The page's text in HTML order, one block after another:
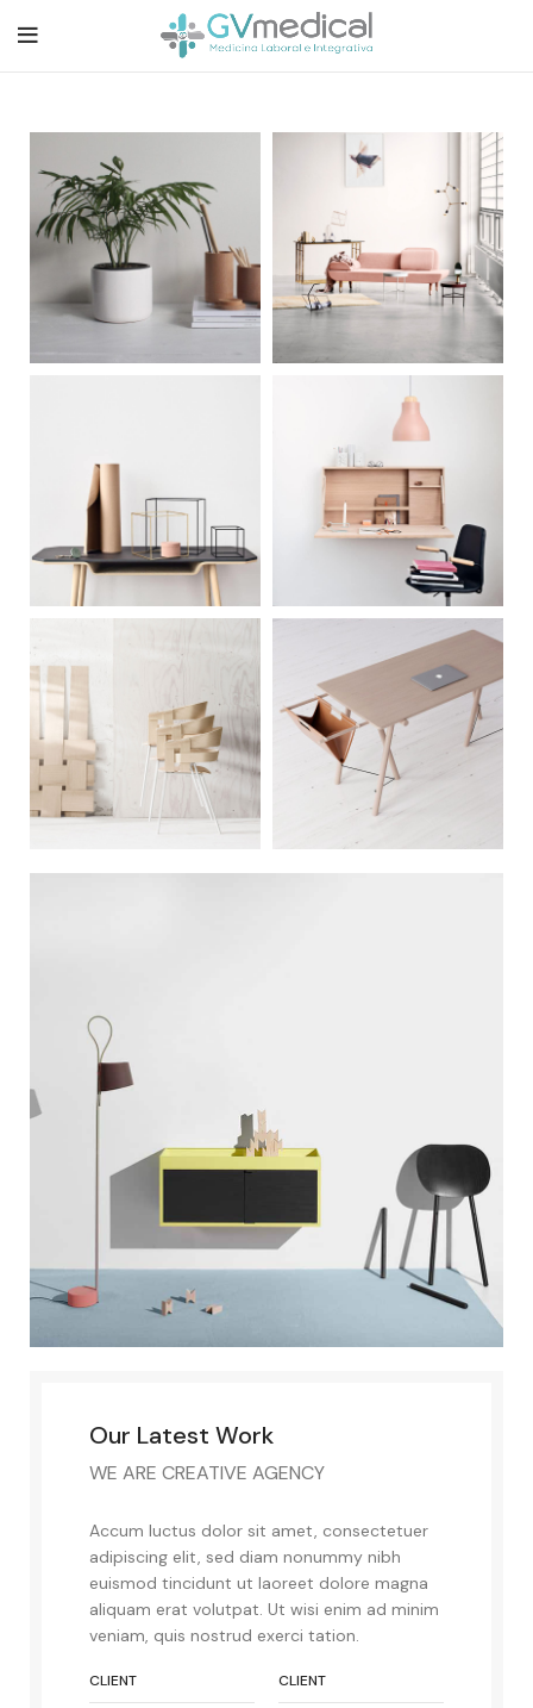
Our Latest Work
WE ARE CREATIVE AGENCY
Accum luctus dolor sit amet, consectetuer
adipiscing elit, sed diam nonummy nibh
euismod tincidunt ut laoreet dolore magna
aliquam erat volutpat. Ut wisi enim ad minim
veniam, quis nostrud exerci tation.
CLIENT CLIENT